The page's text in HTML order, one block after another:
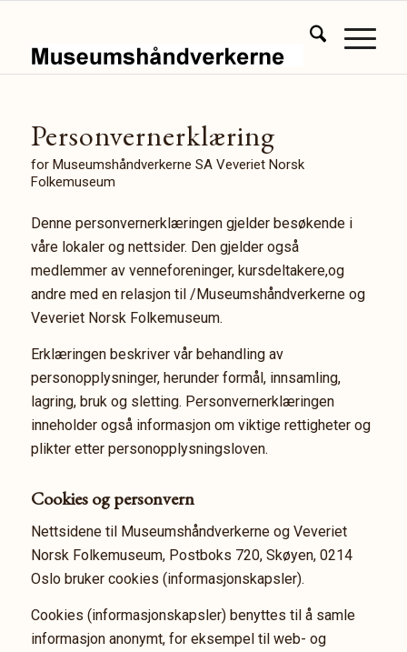
Personvernerklæring
for Museumshåndverkerne SA Veveriet Norsk
Folkemuseum
Denne personvernerklæringen gjelder besøkende i
våre lokaler og nettsider. Den gjelder også
medlemmer av venneforeninger, kursdeltakere,og
andre med en relasjon til /Museumshåndverkerne og
Veveriet Norsk Folkemuseum.
Erklæringen beskriver vår behandling av
personopplysninger, herunder formål, innsamling,
lagring, bruk og sletting. Personvernerklæringen
inneholder også informasjon om viktige rettigheter og
plikter etter personopplysningsloven.
Cookies og personvern
Nettsidene til Museumshåndverkerne og Veveriet
Norsk Folkemuseum, Postboks 720, Skøyen, 0214
Oslo bruker cookies (informasjonskapsler).
Cookies (informasjonskapsler) benyttes til å samle
informasjon anonymt, for eksempel til web- og